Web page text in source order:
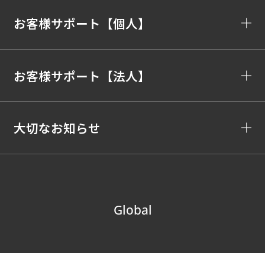
お客様サポート【個人】
お客様サポート【法人】
大切なお知らせ
Global